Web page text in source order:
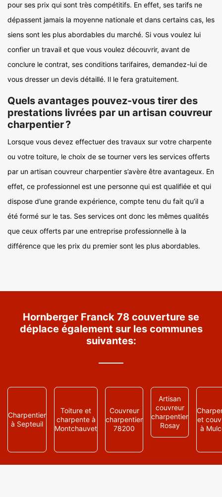
pour ses prix qui sont très compétitifs. En effet, ses tarifs ne
dépassent jamais la moyenne nationale et dans certains cas, les
siens sont les plus abordables du marché. Si vous voulez lui
confier un travail et que vous voulez découvrir, avant de
conclure le contrat, ses conditions tarifaires, demandez-lui de
vous dresser un devis détaillé. Il le fera gratuitement.
Quels avantages pouvez-vous tirer des
prestations livrées par un artisan couvreur
charpentier ?
Lorsque vous devez effectuer des travaux sur votre charpente
ou votre toiture, le choix de se tourner vers les services offerts
par un artisan couvreur charpentier s’avère être avantageux. En
effet, ce professionnel est une personne qui est qualifiée et qui
dispose d’une grande expérience, compte tenu du fait qu’il a
été formé sur le tas. Ses services ont donc les mêmes qualités
que ceux offerts par une entreprise professionnelle à la
différence que les prix du premier sont les plus abordables.
Hornberger Franck 78 couverture se
déplace également sur les communes
suivantes:
Charpentier
à Septeuil
Toiture et
charpente à
Montchauvet
Couvreur
charpentier
78200
Artisan
couvreur
charpentier
Rosay
et
à